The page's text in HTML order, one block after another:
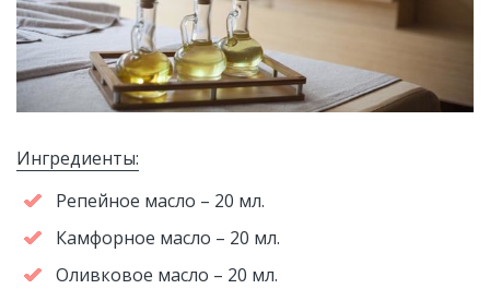
Ингредиенты:
Репейное масло – 20 мл.
Камфорное масло – 20 мл.
Оливковое масло – 20 мл.